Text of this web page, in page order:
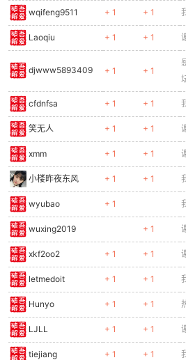
wqifeng9511 + 1 + 1
Laoqiu + 1 + 1
djwww5893409 + 1 + 1
cfdnfsa + 1 + 1
笑无人 + 1 + 1
xmm + 1 + 1
小楼昨夜东风 + 1 + 1
wyubao + 1
wuxing2019 + 1
xkf2oo2 + 1 + 1
letmedoit + 1 + 1
Hunyo + 1 + 1
LJLL + 1 + 1
tiejiang + 1 + 1